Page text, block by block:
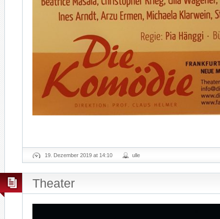
19. Dezember 2019 at 14:10 ulle
Theater